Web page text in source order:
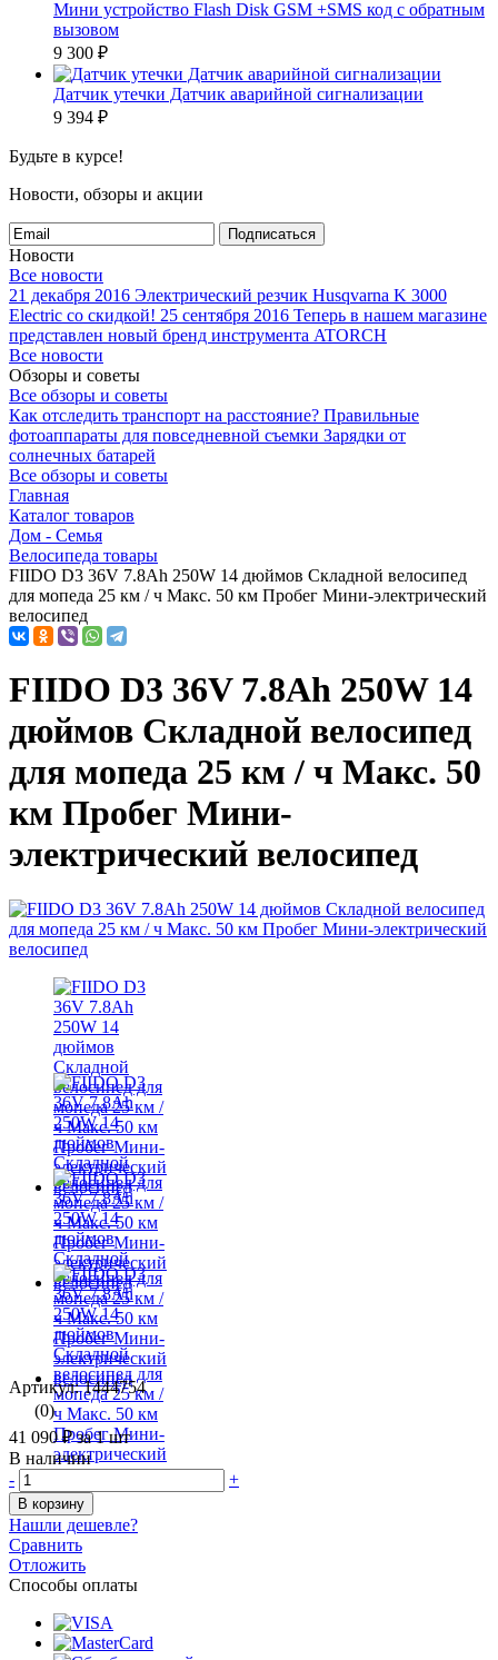
Мини устройство Flash Disk GSM +SMS код с обратным
вызовом
9 300 ₽
Датчик утечки Датчик аварийной сигнализации
9 394 ₽
Будьте в курсе!
Новости, обзоры и акции
Подписаться
Новости
Все новости
21 декабря 2016 Электрический резчик Husqvarna K 3000
Electric со скидкой! 25 сентября 2016 Теперь в нашем магазине
представлен новый бренд инструмента ATORCH
Все новости
Обзоры и советы
Все обзоры и советы
Как отследить транспорт на расстояние? Правильные
фотоаппараты для повседневной съемки Зарядки от
солнечных батарей
Все обзоры и советы
Главная
Каталог товаров
Дом - Семья
Велосипеда товары
FIIDO D3 36V 7.8Ah 250W 14 дюймов Складной велосипед
для мопеда 25 км / ч Макс. 50 км Пробег Мини-электрический
велосипед
FIIDO D3 36V 7.8Ah 250W 14
дюймов Складной велосипед
для мопеда 25 км / ч Макс. 50
км Пробег Мини-
электрический велосипед
Артикул: 1444754
(0)
41 090 ₽за 1 шт
В наличии
-
+
В корзину
Нашли дешевле?
Сравнить
Отложить
Способы оплаты